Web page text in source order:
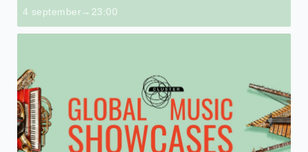
4 september→23:00